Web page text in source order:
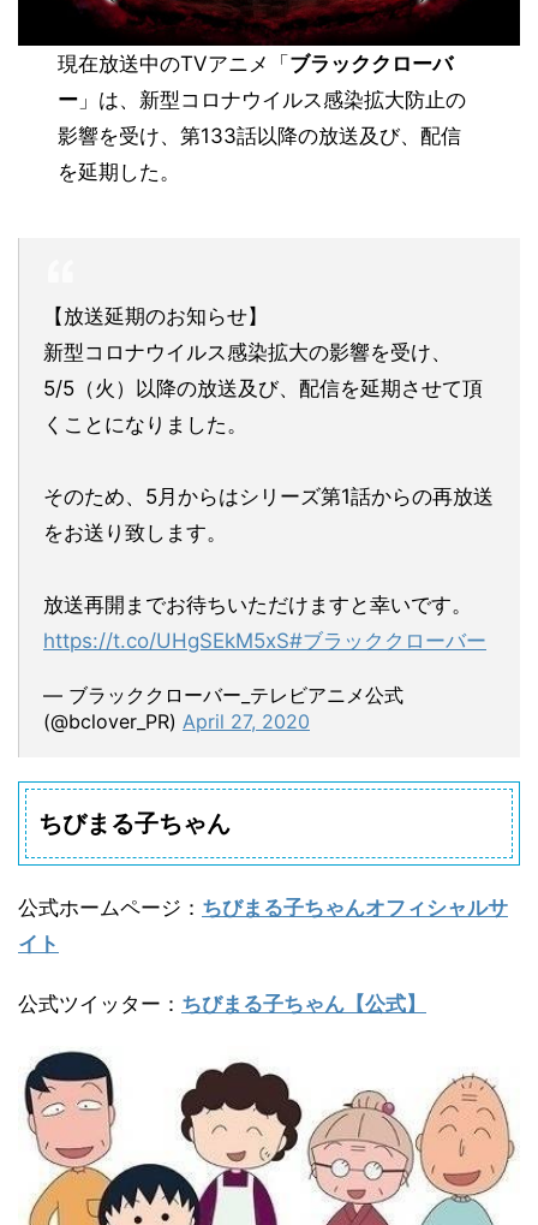
現在放送中のTVアニメ「 ブラッククローバ
ー 」は、新型コロナウイルス感染拡大防止の
影響を受け、第133話以降の放送及び、配信
を延期 した。
【放送延期のお知らせ】
新型コロナウイルス感染拡大の影響を受け、
5/5（火）以降の放送及び、配信を延期させて頂
くことになりました。
そのため、5月からはシリーズ第1話からの再放送
をお送り致します。
放送再開までお待ちいただけますと幸いです。
https://t.co/UHgSEkM5xS#ブラッククローバー
— ブラッククローバー_テレビアニメ公式
(@bclover_PR) April 27, 2020
ちびまる子ちゃん
公式ホームページ ： ちびまる子ちゃんオフィシャルサ
イト
公式ツイッター ： ちびまる子ちゃん【公式】